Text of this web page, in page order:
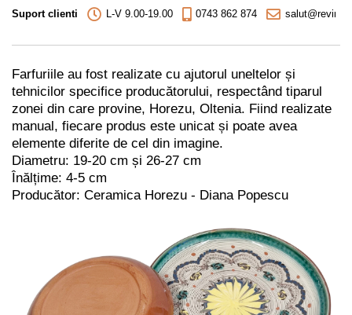
Suport clienti L-V 9.00-19.00 0743 862 874
Farfuriile au fost realizate cu ajutorul uneltelor și
tehnicilor specifice producătorului, respectând tiparul
zonei din care provine, Horezu, Oltenia. Fiind realizate
manual, fiecare produs este unicat și poate avea
elemente diferite de cel din imagine.
Diametru: 19-20 cm și 26-27 cm
Înălțime: 4-5 cm
Producător: Ceramica Horezu - Diana Popescu